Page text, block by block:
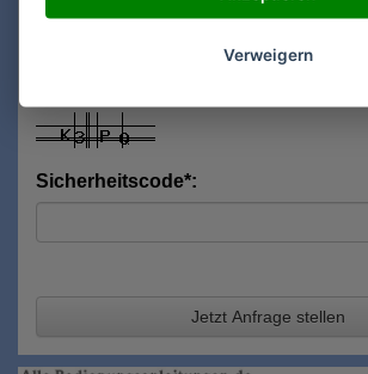
Sicherheitscode*:
Jetzt Anfrage stellen
Verweigern